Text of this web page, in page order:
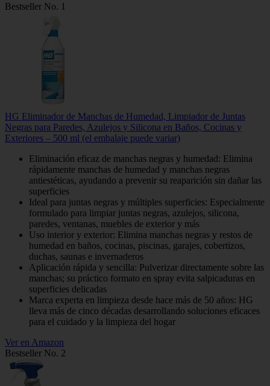
Bestseller No. 1
HG Eliminador de Manchas de Humedad, Limpiador de Juntas
Negras para Paredes, Azulejos y Silicona en Baños, Cocinas y
Exteriores – 500 ml (el embalaje puede variar)
Eliminación eficaz de manchas negras y humedad: Elimina
rápidamente manchas de humedad y manchas negras
antiestéticas, ayudando a prevenir su reaparición sin dañar las
superficies
Ideal para juntas negras y múltiples superficies: Especialmente
formulado para limpiar juntas negras, azulejos, silicona,
paredes, ventanas, muebles de exterior y más
Uso interior y exterior: Elimina manchas negras y restos de
humedad en baños, cocinas, piscinas, garajes, cobertizos,
duchas, saunas e invernaderos
Aplicación rápida y sencilla: Pulverizar directamente sobre las
manchas; su práctico formato en spray evita salpicaduras en
superficies delicadas
Marca experta en limpieza desde hace más de 50 años: HG
lleva más de cinco décadas desarrollando soluciones eficaces
para el cuidado y la limpieza del hogar
Ver en Amazon
Bestseller No. 2